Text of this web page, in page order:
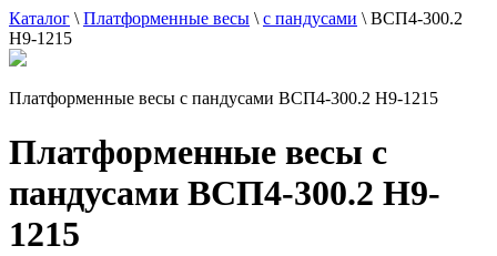
Каталог \ Платформенные весы \ с пандусами \ ВСП4-300.2
Н9-1215
Платформенные весы с пандусами ВСП4-300.2 Н9-1215
Платформенные весы с
пандусами ВСП4-300.2 Н9-
1215